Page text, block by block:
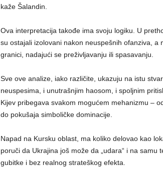
kaže Šalandin.
Ova interpretacija takođe ima svoju logiku. U
su ostajali izolovani nakon neuspešnih ofanziva,
granici, nadajući se preživljavanju ili spasavanju.
Sve ove analize, iako različite, ukazuju na istu
neuspesima, i unutrašnjim haosom, i spoljnim
Kijev pribegava svakom mogućem mehanizmu –
do pokušaja simboličke dominacije.
Napad na Kursku oblast, ma koliko delovao kao
poruči da Ukrajina još može da „udara“ i na
gubitke i bez realnog strateškog efekta.